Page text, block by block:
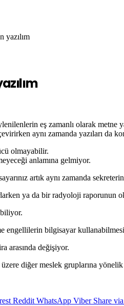
yazılım
eş zamanlı olarak
aynı zamanda yazıları da
olmayabilir.
anlamına gelmiyor.
artık aynı zamanda
ya da bir radyoloji raporunun
engellilerin bilgisayar
arasında değişiyor.
diğer meslek gruplarına
Reddit WhatsApp Viber Share